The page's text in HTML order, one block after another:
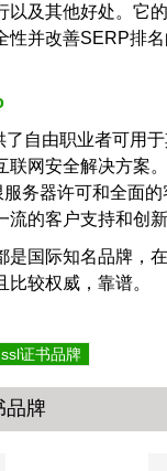
以及其他好处。它
性并改善SERP排
了自由职业者可用
联网安全解决方案
务器许可和全面
流的客户支持和创新
是国际知名品牌，
较权威，靠谱。
ssl证书品牌
品牌